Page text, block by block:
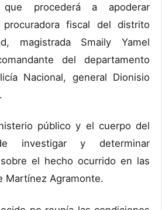
procederá a apoderar
fiscal del distrito
magistrada Smaily Yamel
del departamento
Nacional, general Dionisio
público y el cuerpo del
investigar y determinar
el hecho ocurrido en las
Martínez Agramonte.